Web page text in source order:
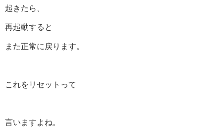
起きたら、
再起動すると
また正常に戻ります。
これをリセットって
言いますよね。